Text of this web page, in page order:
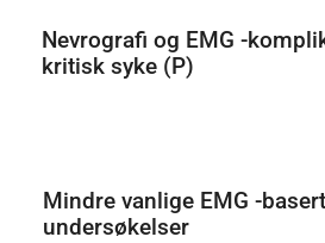
Nevrografi og EMG -
kritisk syke (P)
Mindre vanlige EMG -
undersøkelser